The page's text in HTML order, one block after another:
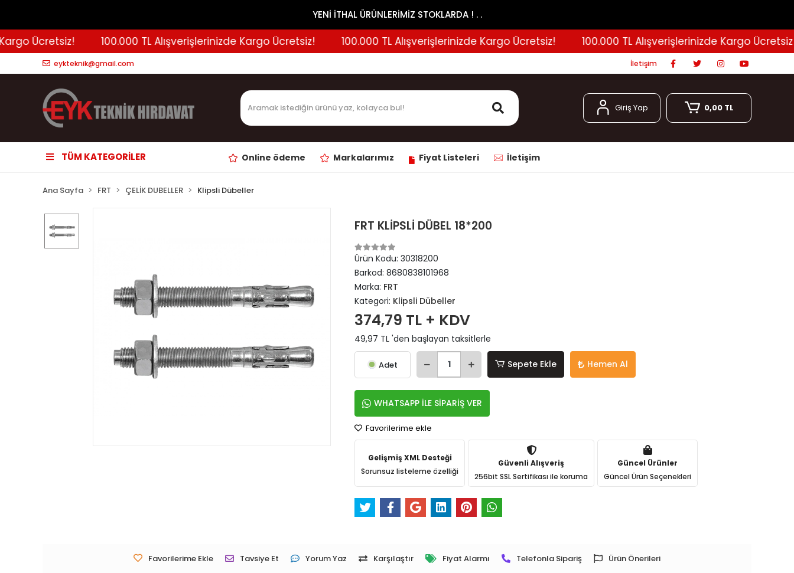
YENİ İTHAL ÜRÜNLERİMİZ STOKLARDA ! . .
Ücretsiz! 100.000 TL Alışverişlerinizde Kargo Ücretsiz! 100.000 TL Alışverişlerinizde Kargo Ücretsiz! 100.000 TL Alışverişlerinizde Kargo Ücretsiz!
eykteknik@gmail.com İletişim
Giriş Yap 0,00 TL
TÜM KATEGORİLER Online ödeme Markalarımız Fiyat Listeleri İletişim
Ana Sayfa FRT ÇELİK DUBELLER Klipsli Dübeller
FRT KLİPSLİ DÜBEL 18*200
Ürün Kodu:30318200
Barkod:8680838101968
Marka: FRT
Kategori: Klipsli Dübeller
374,79 TL + KDV
49,97 TL 'den başlayan taksitlerle
Adet Sepete Ekle Hemen Al
WHATSAPP İLE SİPARİŞ VER
Favorilerime ekle
Gelişmiş XML Desteği
Sorunsuz listeleme özelliği
Güvenli Alışveriş
256bit SSL Sertifikası ile koruma
Güncel Ürünler
Güncel Ürün Seçenekleri
Favorilerime Ekle Tavsiye Et Yorum Yaz Karşılaştır Fiyat Alarmı Telefonla Sipariş Ürün Önerileri